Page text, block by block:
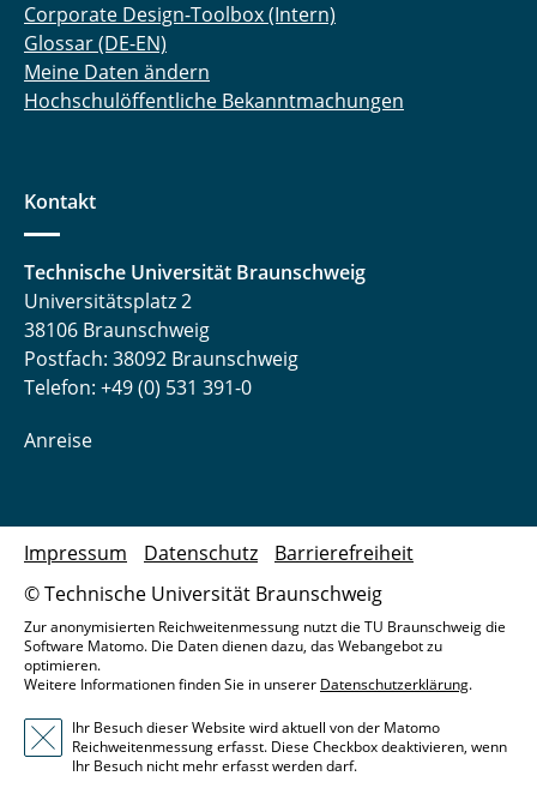
Corporate Design-Toolbox (Intern)
Glossar (DE-EN)
Meine Daten ändern
Hochschulöffentliche Bekanntmachungen
Kontakt
Technische Universität Braunschweig
Universitätsplatz 2
38106 Braunschweig
Postfach: 38092 Braunschweig
Telefon: +49 (0) 531 391-0
Anreise
© Technische Universität Braunschweig
Impressum Datenschutz Barrierefreiheit
Zur anonymisierten Reichweitenmessung nutzt die TU Braunschweig die
Software Matomo. Die Daten dienen dazu, das Webangebot zu
optimieren.
Weitere Informationen finden Sie in unserer Datenschutzerklärung.
Ihr Besuch dieser Website wird aktuell von der Matomo
Reichweitenmessung erfasst. Diese Checkbox deaktivieren, wenn
Ihr Besuch nicht mehr erfasst werden darf.